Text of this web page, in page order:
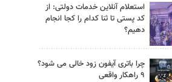
استعلام آنلاین خدمات دولتی: از
کد پستی تا ثنا کدام را کجا انجام
دهیم؟
چرا باتری آیفون زود خالی می شود؟
۹ راهکار واقعی